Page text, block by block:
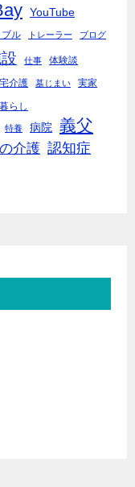
YouTube
ブル トレーラー ブログ
仕事 体験談
介護 墓じまい 実家
暮らし
特養 病院 義父
介護 認知症